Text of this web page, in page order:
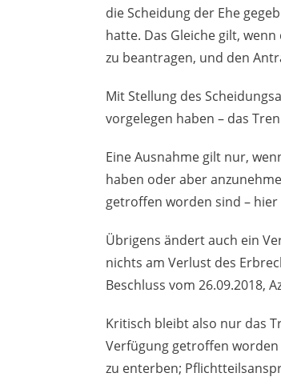
die Scheidung der Ehe
hatte. Das Gleiche gilt,
zu beantragen, und den
Mit Stellung des
vorgelegen haben – das
Eine Ausnahme gilt nur,
haben oder aber
getroffen worden sind –
Übrigens ändert auch ein
nichts am Verlust des
Beschluss vom 26.09.2018,
Kritisch bleibt also nur das
Verfügung getroffen
zu enterben;